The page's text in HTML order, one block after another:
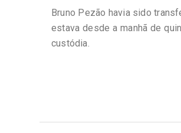
Bruno Pezão havia sido
estava desde a manhã de
custódia.